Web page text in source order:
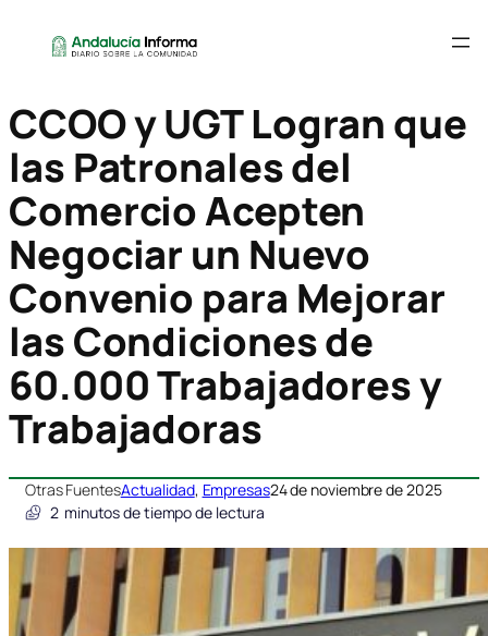
CCOO y UGT Logran que
las Patronales del
Comercio Acepten
Negociar un Nuevo
Convenio para Mejorar
las Condiciones de
60.000 Trabajadores y
Trabajadoras
Otras FuentesActualidad, Empresas24 de noviembre de 2025
2 minutos de tiempo de lectura